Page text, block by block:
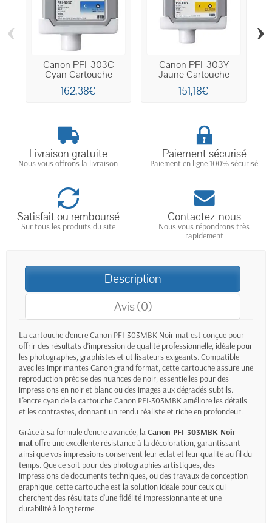
Canon PFI-303C
Cyan Cartouche
d'encre...
162,38€
Canon PFI-303Y
Jaune Cartouche
d'encre...
151,18€
‹ ›
Livraison gratuite
Nous vous offrons la livraison
Paiement sécurisé
Paiement en ligne 100% sécurisé
Satisfait ou remboursé
Sur tous les produits du site
Contactez-nous
Nous vous répondrons très
rapidement
Description
Avis (0)
La cartouche d'encre Canon PFI-303MBK Noir mat est conçue pour
offrir des résultats d'impression de qualité professionnelle, idéale pour
les photographes, graphistes et utilisateurs exigeants. Compatible
avec les imprimantes Canon grand format, cette cartouche assure une
reproduction précise des nuances de noir, essentielles pour des
impressions en noir et blanc ou des images aux dégradés subtils.
L'encre cyan de la cartouche Canon PFI-303MBK améliore les détails
et les contrastes, donnant un rendu réaliste et riche en profondeur.
Grâce à sa formule d'encre avancée, laCanon PFI-303MBK Noir
matoffre une excellente résistance à la décoloration, garantissant
ainsi que vos impressions conservent leur éclat et leur qualité au fil du
temps. Que ce soit pour des photographies artistiques, des
impressions de documents techniques, ou des travaux de conception
graphique, cette cartouche est la solution idéale pour ceux qui
cherchent des résultats d’une fidélité impressionnante et une
durabilité à long terme.